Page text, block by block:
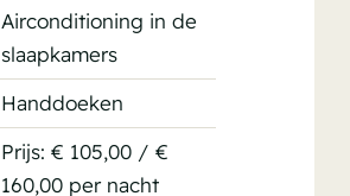
Airconditioning in de
slaapkamers
Handdoeken
Prijs: € 105,00 / €
160,00 per nacht